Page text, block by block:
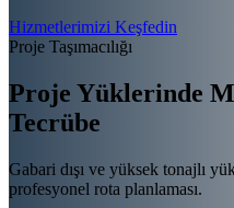
Hizmetlerimizi Keşfedin
Proje Taşımacılığı
Proje Yüklerinde
Tecrübe
Gabari dışı ve yüksek tonajlı
profesyonel rota planlaması.